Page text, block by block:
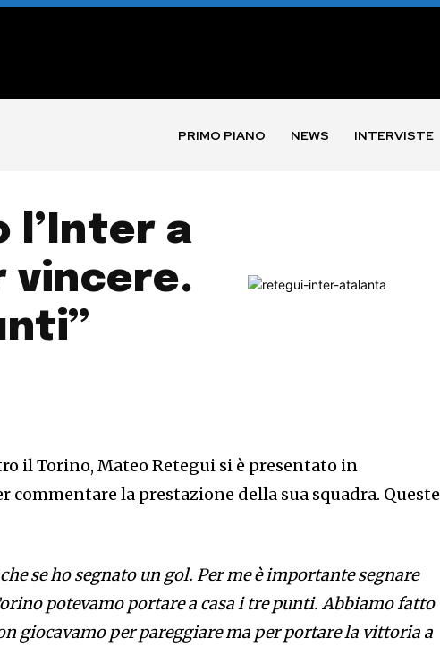
PRIMO PIANO NEWS INTERVISTE
l’Inter a
vincere.
il Torino, Mateo Retegui si è presentato in
commentare la prestazione della sua squadra. Queste
se ho segnato un gol. Per me è importante segnare
potevamo portare a casa i tre punti. Abbiamo fatto
giocavamo per pareggiare ma per portare la vittoria a